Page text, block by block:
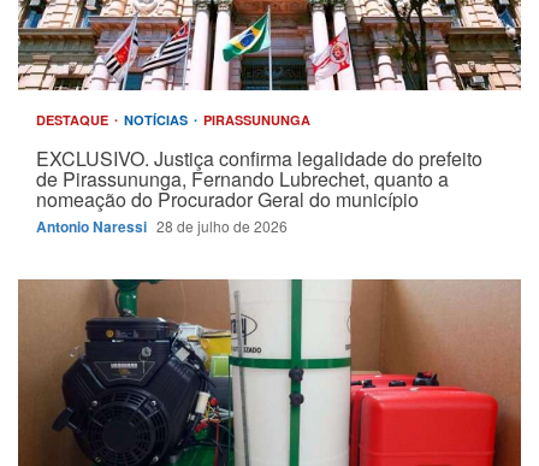
DESTAQUE NOTÍCIAS PIRASSUNUNGA
EXCLUSIVO. Justiça confirma legalidade do prefeito
de Pirassununga, Fernando Lubrechet, quanto a
nomeação do Procurador Geral do município
Antonio Naressi 28 de julho de 2026